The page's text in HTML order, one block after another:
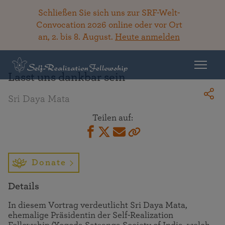
Schließen Sie sich uns zur SRF-Welt-
Convocation 2026 online oder vor Ort
an, 2. bis 8. August. Heute anmelden
Lasst uns dankbar sein
Sri Daya Mata
Teilen auf:
Donate
Details
In diesem Vortrag verdeutlicht Sri Daya Mata,
ehemalige Präsidentin der Self-Realization